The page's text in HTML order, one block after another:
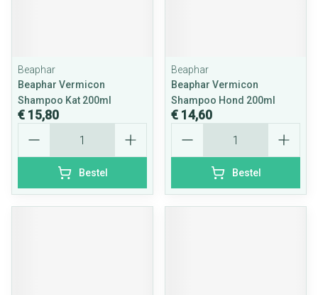
Beaphar
Beaphar Vermicon
Shampoo Kat 200ml
€ 15,80
Bestel
Beaphar
Beaphar Vermicon
Shampoo Hond 200ml
€ 14,60
Bestel